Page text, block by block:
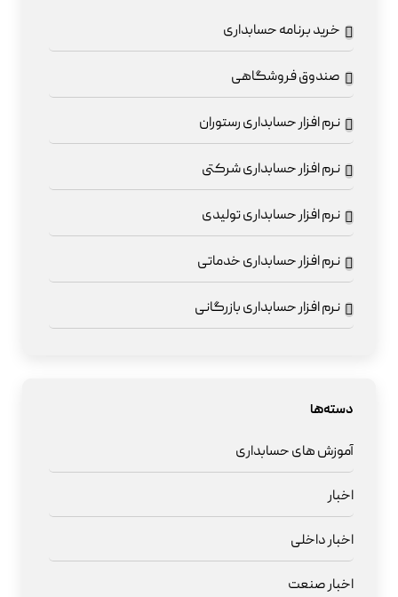
خرید برنامه حسابداری
صندوق فروشگاهی
نرم افزار حسابداری رستوران
نرم افزار حسابداری شرکتی
نرم افزار حسابداری تولیدی
نرم افزار حسابداری خدماتی
نرم افزار حسابداری بازرگانی
دسته‌ها
آموزش های حسابداری
اخبار
اخبار داخلی
اخبار صنعت